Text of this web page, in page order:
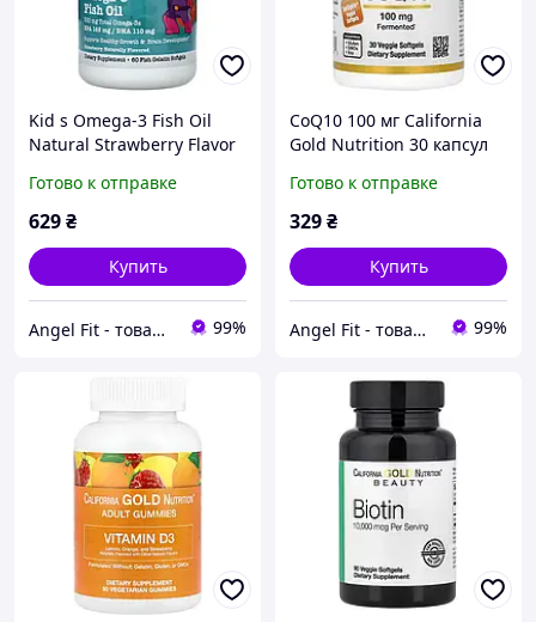
Kid s Omega-3 Fish Oil
Natural Strawberry Flavor
60 капсул
Готово к отправке
629₴
Купить
Angel Fit - товари для здоров'я, спорту та активного життя 99%
CoQ10 100 мг California
Gold Nutrition 30 капсул
Готово к отправке
329₴
Купить
Angel Fit - товари для здоров'я, спорту та активного життя 99%